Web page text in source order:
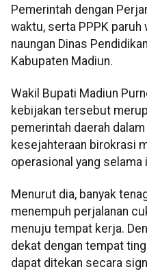
Pemerintah dengan
waktu, serta PPPK paruh
naungan Dinas
Kabupaten Madiun.
Wakil Bupati Madiun
kebijakan tersebut
pemerintah daerah
kesejahteraan birokrasi
operasional yang selama
Menurut dia, banyak
menempuh perjalanan
menuju tempat kerja.
dekat dengan tempat
dapat ditekan secara